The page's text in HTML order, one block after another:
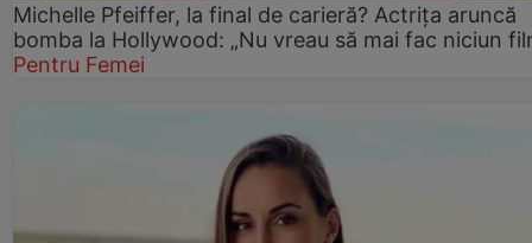
Michelle Pfeiffer, la final de carieră? Actrița aruncă
bomba la Hollywood: „Nu vreau să mai fac niciun
Pentru Femei